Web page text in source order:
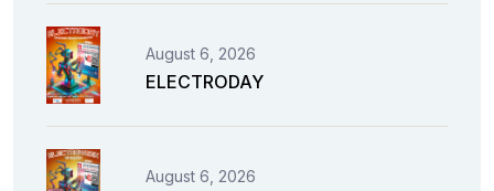
August 6, 2026
ELECTRODAY
August 6, 2026